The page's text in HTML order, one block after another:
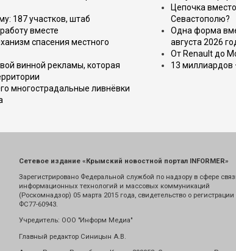
187 участков, штаб
вместе
спасения местного
винной рекламы, которая
многострадальные ливнёвки
Цепочка
Севастополю?
Одна форма
августа 2026
От Renault до
13 миллиардов
Сетевое издание «Крымский новостной портал INFORMER»
Зарегистрировано Федеральной службой по надзору в сфере
информационных технологий и массовых коммуникаций
(Роскомнадзор) 05 марта 2015 года, свидетельство о
ФС77-60943.
Учредитель: ООО "Информ Медиа"
Главный редактор Синицын А.В.